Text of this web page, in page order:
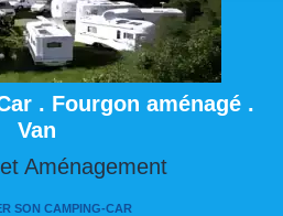
. Fourgon aménagé .
Van
Aménagement
SON CAMPING-CAR